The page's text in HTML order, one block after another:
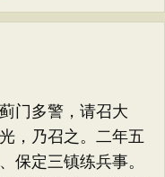
门多警，请召大
，乃召之。二年五
保定三镇练兵事。